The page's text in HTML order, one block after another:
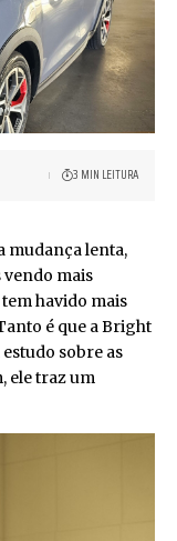
3 MIN LEITURA
mudança lenta,
vendo mais
havido mais
é que a Bright
sobre as
ele traz um